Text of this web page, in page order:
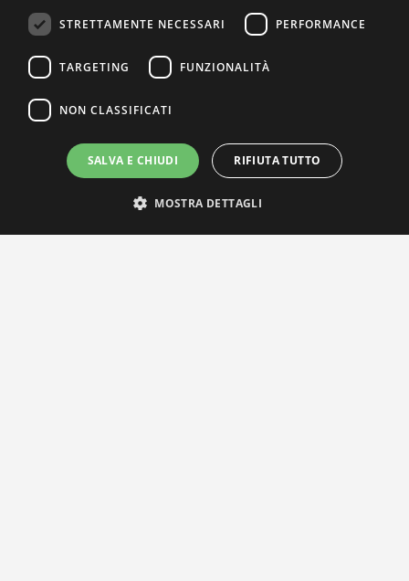
STRETTAMENTE NECESSARI PERFORMANCE
TARGETING FUNZIONALITÀ
NON CLASSIFICATI
SALVA E CHIUDI RIFIUTA TUTTO
MOSTRA DETTAGLI